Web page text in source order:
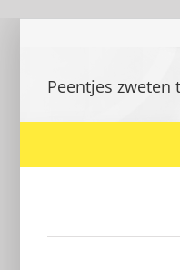
Peentjes zweten